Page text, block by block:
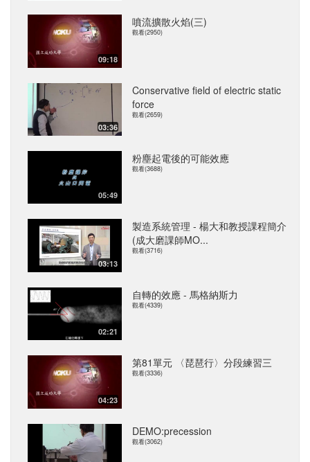
09:18
噴流擴散火焰(三)
觀看(2950)
03:36
Conservative field of electric static
force
觀看(2659)
05:49
粉塵起電後的可能效應
觀看(3688)
03:13
製造系統管理 - 楊大和教授課程簡介
(成大磨課師MO...
觀看(3716)
02:21
自轉的效應 - 馬格納斯力
觀看(4339)
04:23
第81單元 〈琵琶行〉分段練習三
觀看(3336)
DEMO:precession
觀看(3062)